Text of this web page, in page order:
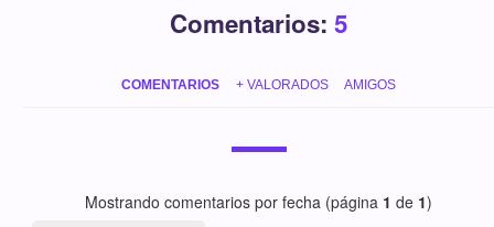
Comentarios: 5
COMENTARIOS + VALORADOS AMIGOS
Mostrando comentarios por fecha (página 1 de 1)